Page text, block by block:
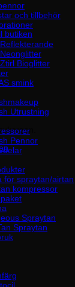
i varukorgen.
butiken
och tillbehör
Reflekterande
Neonglitter
Ztirl Bioglitter
smink
Utrustning
Pennor
för spraytan/airtan
kompressor
Spraytan
Spraytan